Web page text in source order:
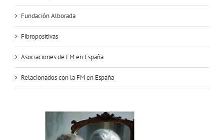
Fundación Alborada
Fibropositivas
Asociaciones de FM en España
Relacionados con la FM en España